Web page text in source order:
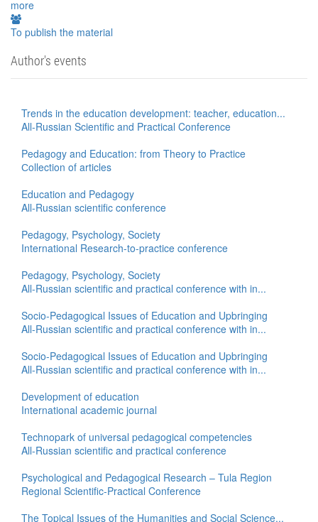
more
To publish the material
Author's events
Trends in the education development: teacher, education...
All-Russian Scientific and Practical Conference
Pedagogy and Education: from Theory to Practice
Сollection of articles
Education and Pedagogy
All-Russian scientific conference
Pedagogy, Psychology, Society
International Research-to-practice conference
Pedagogy, Psychology, Society
All-Russian scientific and practical conference with in...
Socio-Pedagogical Issues of Education and Upbringing
All-Russian scientific and practical conference with in...
Socio-Pedagogical Issues of Education and Upbringing
All-Russian scientific and practical conference with in...
Development of education
International academic journal
Technopark of universal pedagogical competencies
All-Russian scientific and practical conference
Psychological and Pedagogical Research – Tula Region
Regional Scientific-Practical Conference
The Topical Issues of the Humanities and Social Science...